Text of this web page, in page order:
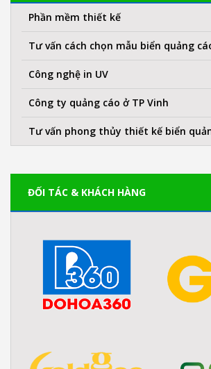
Phần mềm thiết kế
Tư vấn cách chọn mẫu biển quảng
Công nghệ in UV
Công ty quảng cáo ở TP Vinh
Tư vấn phong thủy thiết kế biển
ĐỐI TÁC & KHÁCH HÀNG